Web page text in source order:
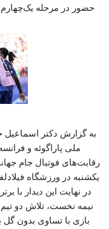
حضور در مرحله یک‌چهارم نهایی جام
به گزارش دکتر اسماعیل
ملی پاراگوئه و
یکشنبه در ورزشگاه
در نهایت این دیدار با
نیمه نخست، تلاش دو
بازی با تساوی بدون گل